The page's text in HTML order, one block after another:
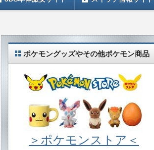
ポケモングッズやその他ポケモン商品
＞ポケモンストア＜